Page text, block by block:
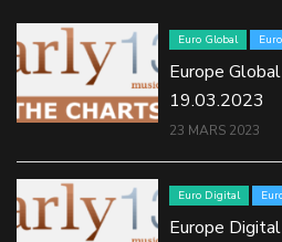
Euro Global
Europe
19.03.2023
23 MARS 2023
Euro Digital
Europe